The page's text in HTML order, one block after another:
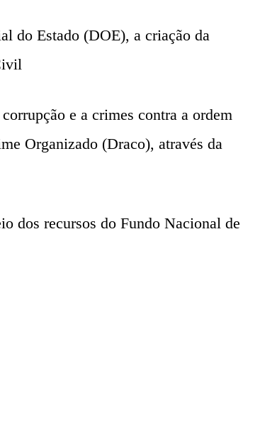
do Estado (DOE), a criação da
e a crimes contra a ordem
Organizado (Draco), através da
dos recursos do Fundo Nacional de